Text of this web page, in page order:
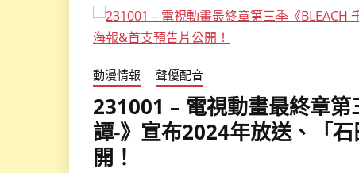
動漫情報 聲優配音
231001 – 電視動畫最終章
譚-》宣布2024年放送、「
開！